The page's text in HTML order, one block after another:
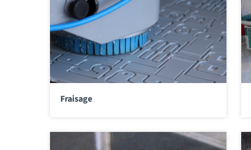
Fraisage